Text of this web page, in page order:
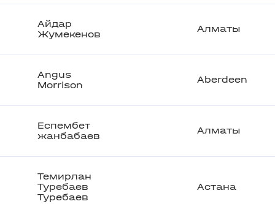
Айдар
Жумекенов
Алматы
Angus
Morrison
Aberdeen
Еспембет
жанбабаев
Алматы
Темирлан
Туребаев
Туребаев
Астана